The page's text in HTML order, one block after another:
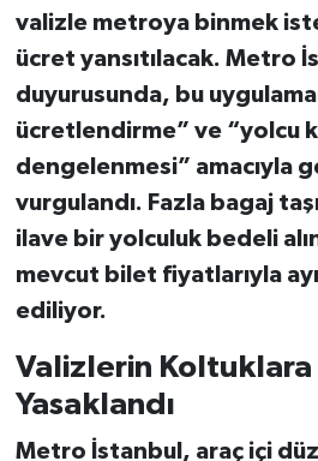
valizle metroya binmek
ücret yansıtılacak. Metro
duyurusunda, bu
ücretlendirme” ve “yolcu
dengelenmesi” amacıyla
vurgulandı. Fazla bagaj
ilave bir yolculuk bedeli
mevcut bilet fiyatlarıyla
ediliyor.
Valizlerin Koltuklara
Yasaklandı
Metro İstanbul, araç içi